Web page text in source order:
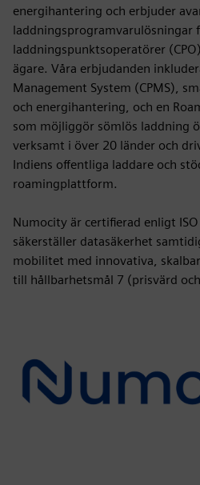
energihantering och erbjuder
laddningsprogramvarulösningar
laddningspunktsoperatörer
ägare. Våra erbjudanden
Management System (CPMS),
och energihantering, och en
som möjliggör sömlös laddning
verksamt i över 20 länder och
Indiens offentliga laddare och
roamingplattform.
Numocity är certifierad enligt
säkerställer datasäkerhet
mobilitet med innovativa,
till hållbarhetsmål 7 (prisvärd